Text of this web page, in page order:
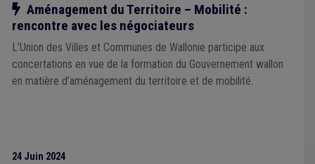
Notre action
Aménagement du Territoire – Mobilité :
rencontre avec les négociateurs
L’Union des Villes et Communes de Wallonie participe aux
concertations en vue de la formation du Gouvernement wallon
en matière d’aménagement du territoire et de mobilité.
24 Juin 2024